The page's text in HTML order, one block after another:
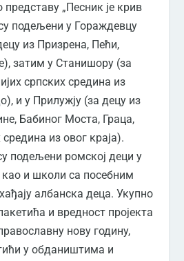
„Песник је крив
подељени у Гораждевцу
из Призрена, Пећи,
затим у Станишору (за
српских средина из
и у Прилужју (за децу из
Бабиног Моста, Граца,
средина из овог краја).
подељени ромској деци у
као и школи са посебним
албанска деца. Укупно
и вредност пројекта
нову годину,
у обдаништима и